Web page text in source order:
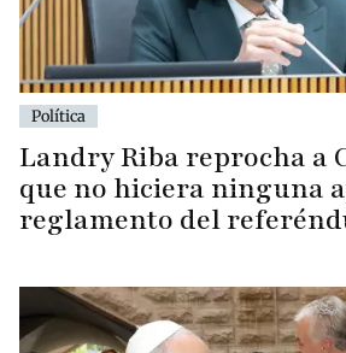
Política
Landry Riba reprocha a
que no hiciera ninguna
reglamento del